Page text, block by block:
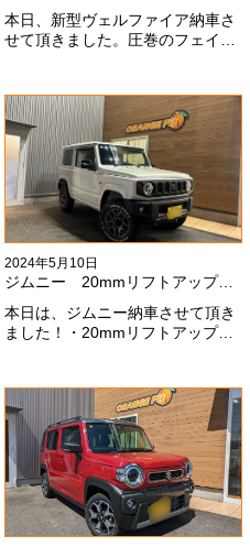
本日、新型ヴェルファイア納車さ
せて頂きました。圧巻のフェイス
なりました！いつも本当にありが
とうございます#x1f60a;
2024年5月10日
ジムニー 20mmリフトアップ納車
本日は、ジムニー納車させて頂き
ました！・20mmリフトアップ・
させて頂きました！！弊社で、短
期間に何台もご注文ありがどうご
ざいます！！これからもよろしく
お願いします
#x1f647;#x200d;#x2640;#xfe0f;